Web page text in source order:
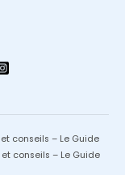
conseils – Le Guide
conseils – Le Guide